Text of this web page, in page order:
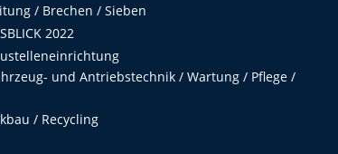
/ Brechen / Sieben
2022
und Antriebstechnik / Wartung / Pflege /
/ Recycling